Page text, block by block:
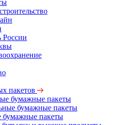
пакетов
бумажные пакеты
бумажные пакеты
бумажные пакеты